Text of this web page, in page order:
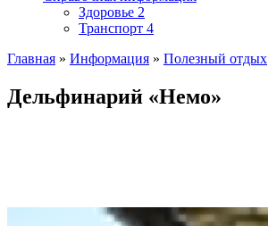
Здоровье 2
Транспорт 4
Главная » Информация » Полезный отдых
Дельфинарий «Немо»